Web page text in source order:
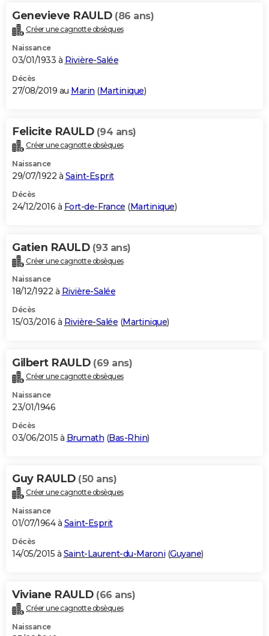
Genevieve RAULD (86 ans)
Créer une cagnotte obsèques
Naissance
03/01/1933 à Rivière-Salée
Décès
27/08/2019 au Marin (Martinique)
Felicite RAULD (94 ans)
Créer une cagnotte obsèques
Naissance
29/07/1922 à Saint-Esprit
Décès
24/12/2016 à Fort-de-France (Martinique)
Gatien RAULD (93 ans)
Créer une cagnotte obsèques
Naissance
18/12/1922 à Rivière-Salée
Décès
15/03/2016 à Rivière-Salée (Martinique)
Gilbert RAULD (69 ans)
Créer une cagnotte obsèques
Naissance
23/01/1946
Décès
03/06/2015 à Brumath (Bas-Rhin)
Guy RAULD (50 ans)
Créer une cagnotte obsèques
Naissance
01/07/1964 à Saint-Esprit
Décès
14/05/2015 à Saint-Laurent-du-Maroni (Guyane)
Viviane RAULD (66 ans)
Créer une cagnotte obsèques
Naissance